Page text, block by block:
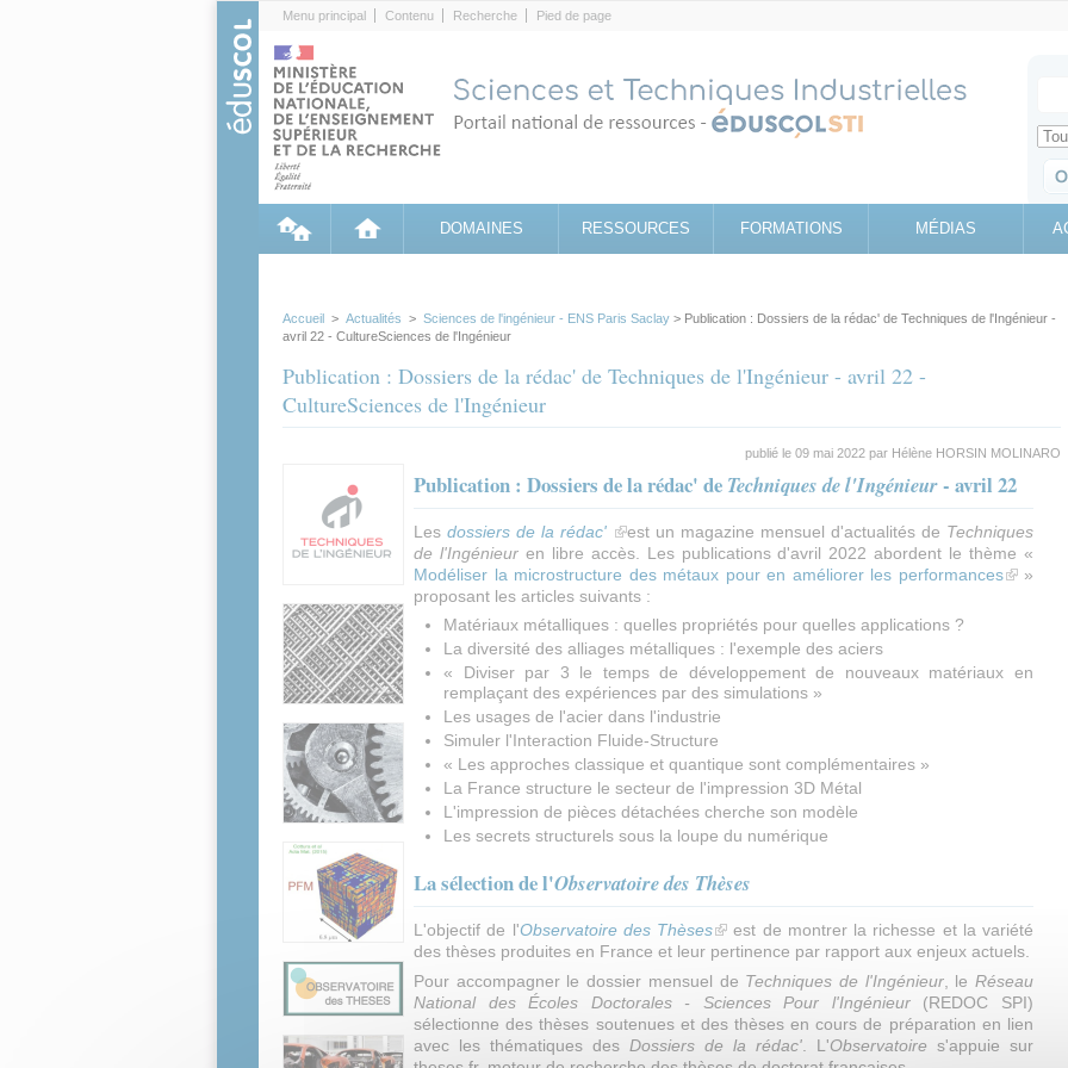
Menu principal Contenu Recherche Pied de page
DOMAINES RESSOURCES FORMATIONS MÉDIAS
Accueil > Actualités > Sciences de l'ingénieur - ENS Paris Saclay > Publication : Dossiers de la rédac' de Techniques de l'Ingénieur -
avril 22 - CultureSciences de l'Ingénieur
Publication : Dossiers de la rédac' de Techniques de l'Ingénieur - avril 22 -
CultureSciences de l'Ingénieur
publié le 09 mai 2022 par Hélène HORSIN MOLINARO
Publication : Dossiers de la rédac' de Techniques de l'Ingénieur- avril 22
Les dossiers de la rédac' (link is external)
est un magazine mensuel d'actualités de Techniques
de l'Ingénieuren libre accès. Les publications d'avril 2022 abordent le thème «
Modéliser la microstructure des métaux pour en améliorer les performances(link is
»
proposant les articles suivants :
Matériaux métalliques : quelles propriétés pour quelles applications ?
La diversité des alliages métalliques : l'exemple des aciers
« Diviser par 3 le temps de développement de nouveaux matériaux en
remplaçant des expériences par des simulations »
Les usages de l'acier dans l'industrie
Simuler l'Interaction Fluide-Structure
« Les approches classique et quantique sont complémentaires »
La France structure le secteur de l'impression 3D Métal
L'impression de pièces détachées cherche son modèle
Les secrets structurels sous la loupe du numérique
La sélection de l'Observatoire des Thèses
L'objectif de l'Observatoire des Thèses(link is external)
est de montrer la richesse et la variété
des thèses produites en France et leur pertinence par rapport aux enjeux actuels.
Pour accompagner le dossier mensuel de Techniques de l'Ingénieur, leRéseau
National des Écoles Doctorales - Sciences Pour l'Ingénieur(REDOC SPI)
sélectionne des thèses soutenues et des thèses en cours de préparation en lien
avec les thématiques des Dossiers de la rédac' . L'Observatoire s'appuie sur